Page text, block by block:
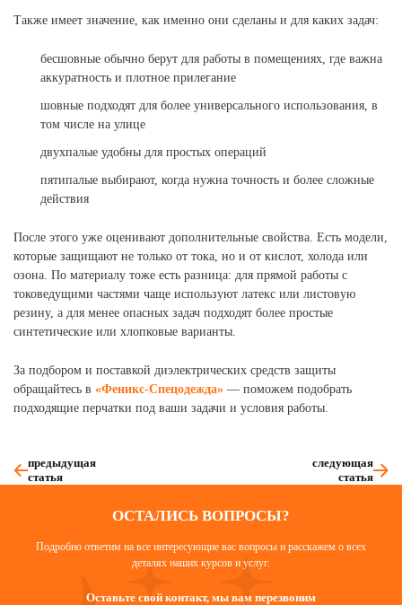
Также имеет значение, как именно они сделаны и для каких задач:
бесшовные обычно берут для работы в помещениях, где важна
аккуратность и плотное прилегание
шовные подходят для более универсального использования, в
том числе на улице
двухпалые удобны для простых операций
пятипалые выбирают, когда нужна точность и более сложные
действия
После этого уже оценивают дополнительные свойства. Есть модели,
которые защищают не только от тока, но и от кислот, холода или
озона. По материалу тоже есть разница: для прямой работы с
токоведущими частями чаще используют латекс или листовую
резину, а для менее опасных задач подходят более простые
синтетические или хлопковые варианты.
За подбором и поставкой диэлектрических средств защиты
обращайтесь в «Феникс-Спецодежда» — поможем подобрать
подходящие перчатки под ваши задачи и условия работы.
предыдущая
статья
следующая
статья
ОСТАЛИСЬ ВОПРОСЫ?
Подробно ответим на все интересующие вас вопросы и расскажем о всех
деталях наших курсов и услуг.
Оставьте свой контакт, мы вам перезвоним